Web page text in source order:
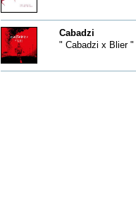
Cabadzi
" Cabadzi x Blier "